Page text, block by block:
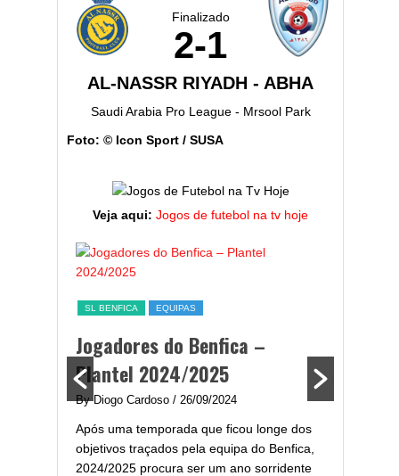
Finalizado
2-1
AL-NASSR RIYADH - ABHA
Saudi Arabia Pro League - Mrsool Park
Foto: © Icon Sport / SUSA
Veja aqui: Jogos de futebol na tv hoje
SL BENFICA EQUIPAS
Jogadores do Benfica –
Plantel 2024/2025
By Diogo Cardoso / 26/09/2024
Após uma temporada que ficou longe dos
objetivos traçados pela equipa do Benfica,
2024/2025 procura ser um ano sorridente